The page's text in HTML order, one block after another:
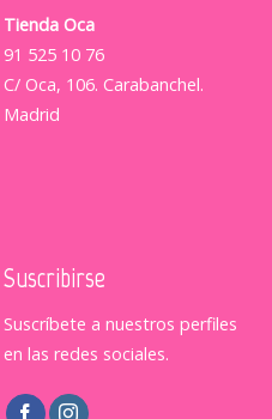
Tienda Oca
91 525 10 76
C/ Oca, 106. Carabanchel.
Madrid
Suscribirse
Suscríbete a nuestros perfiles
en las redes sociales.